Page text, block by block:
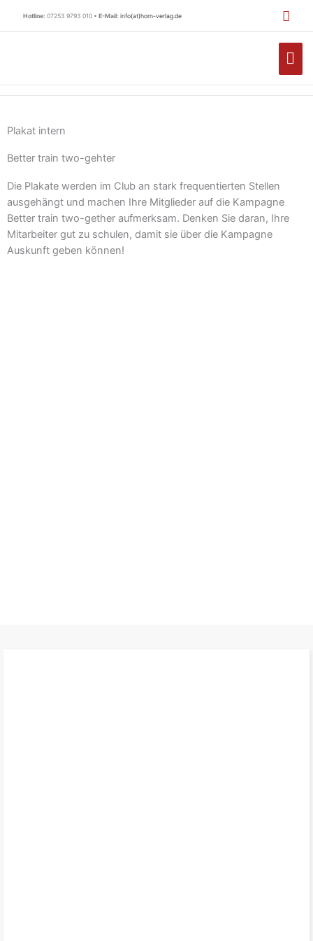
Hotline: 07253 9793 010 • E-Mail: info(at)horn-verlag.de
Plakat intern
Better train two-gehter
Die Plakate werden im Club an stark frequentierten Stellen
ausgehängt und machen Ihre Mitglieder auf die Kampagne
Better train two-gether aufmerksam. Denken Sie daran, Ihre
Mitarbeiter gut zu schulen, damit sie über die Kampagne
Auskunft geben können!